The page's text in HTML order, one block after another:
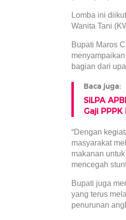
Lomba ini
Wanita Tani
Bupati Maros
bagian dari
Baca juga:
SiLPA
Gaji
“Dengan
masyarakat
makanan
mencegah
Bupati juga
yang terus
penurunan